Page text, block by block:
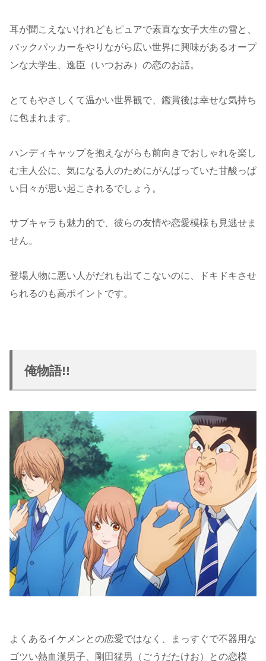
耳が聞こえないけれどもピュアで素直な女子大生の雪と、
バックパッカーをやりながら広い世界に興味があるオープ
ンな大学生、逸臣（いつおみ）の恋のお話。
とてもやさしくて温かい世界観で、鑑賞後は幸せな気持ち
に包まれます。
ハンディキャップを抱えながらも前向きでおしゃれを楽し
む主人公に、気になる人のためにがんばっていた甘酸っぱ
い日々が思い起こされるでしょう。
サブキャラも魅力的で、彼らの友情や恋愛模様も見逃せま
せん。
登場人物に悪い人がだれも出てこないのに、ドキドキさせ
られるのも高ポイントです。
俺物語!!
よくあるイケメンとの恋愛ではなく、まっすぐで不器用な
ゴツい熱血漢男子、剛田猛男（ごうだたけお）との恋模